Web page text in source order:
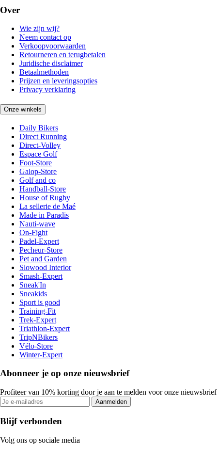
Over
Wie zijn wij?
Neem contact op
Verkoopvoorwaarden
Retourneren en terugbetalen
Juridische disclaimer
Betaalmethoden
Prijzen en leveringsopties
Privacy verklaring
Onze winkels
Daily Bikers
Direct Running
Direct-Volley
Espace Golf
Foot-Store
Galop-Store
Golf and co
Handball-Store
House of Rugby
La sellerie de Maé
Made in Paradis
Nauti-wave
On-Fight
Padel-Expert
Pecheur-Store
Pet and Garden
Slowood Interior
Smash-Expert
Sneak'In
Sneakids
Sport is good
Training-Fit
Trek-Expert
Triathlon-Expert
TripNBikers
Vélo-Store
Winter-Expert
Abonneer je op onze nieuwsbrief
Profiteer van 10% korting door je aan te melden voor onze nieuwsbrief
Aanmelden
Blijf verbonden
Volg ons op sociale media